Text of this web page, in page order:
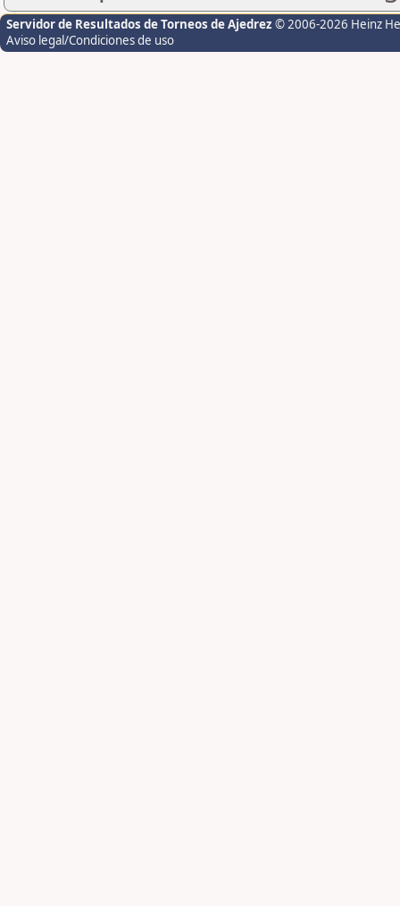
Servidor de Resultados de Torneos de Ajedrez © 2006-2026 Heinz
Aviso legal/Condiciones de uso